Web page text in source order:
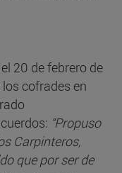
20 de febrero de
cofrades en
“Propuso
Carpinteros,
que por ser de